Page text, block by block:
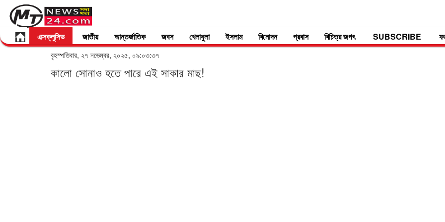
এক্সক্লুসিভ জাতীয় আন্তর্জাতিক জবস খেলাধুলা ইসলাম বিনোদন প্রবাস বিচিত্র জগৎ SUBSCRIBE
বৃহস্পতিবার, ২৭ নভেম্বর, ২০২৫, ০৯:০৩:৩৭
কালো সোনাও হতে পারে এই সাকার মাছ!